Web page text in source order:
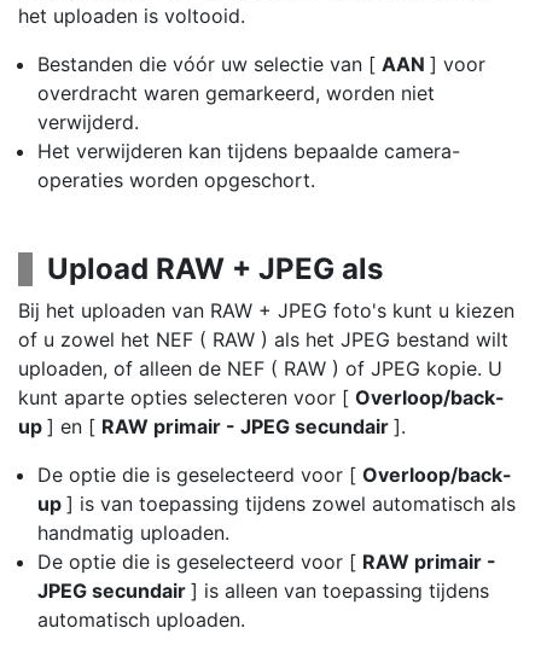
het uploaden is voltooid.
Bestanden die vóór uw selectie van [ AAN ] voor
overdracht waren gemarkeerd, worden niet
verwijderd.
Het verwijderen kan tijdens bepaalde camera-
operaties worden opgeschort.
Upload RAW + JPEG als
Bij het uploaden van RAW + JPEG foto's kunt u kiezen
of u zowel het NEF ( RAW ) als het JPEG bestand wilt
uploaden, of alleen de NEF ( RAW ) of JPEG kopie. U
kunt aparte opties selecteren voor [ Overloop/back-
up ] en [ RAW primair - JPEG secundair ].
De optie die is geselecteerd voor [ Overloop/back-
up ] is van toepassing tijdens zowel automatisch als
handmatig uploaden.
De optie die is geselecteerd voor [ RAW primair -
JPEG secundair ] is alleen van toepassing tijdens
automatisch uploaden.